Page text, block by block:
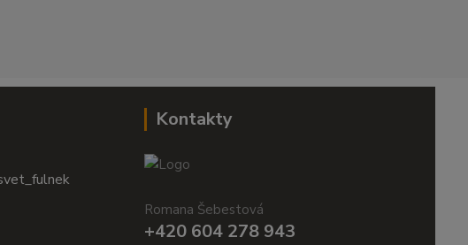
Kontakty
Romana Šebestová
+420 604 278 943